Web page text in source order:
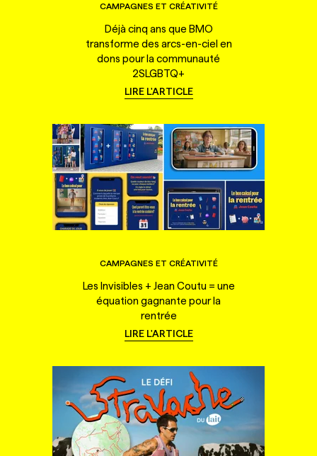
CAMPAGNES ET CRÉATIVITÉ
Déjà cinq ans que BMO
transforme des arcs-en-ciel en
dons pour la communauté
2SLGBTQ+
LIRE L'ARTICLE
CAMPAGNES ET CRÉATIVITÉ
Les Invisibles + Jean Coutu = une
équation gagnante pour la
rentrée
LIRE L'ARTICLE